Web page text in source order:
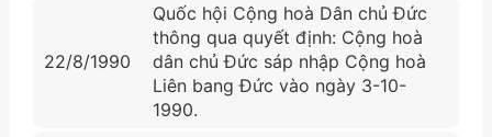
22/8/1990
Quốc hội Cộng hoà Dân chủ Đức
thông qua quyết định: Cộng hoà
dân chủ Đức sáp nhập Cộng hoà
Liên bang Đức vào ngày 3-10-
1990.